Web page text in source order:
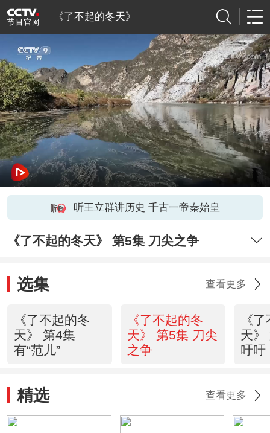
《了不起的冬天》
听王立群讲历史 千古一帝秦始皇
《了不起的冬天》 第5集 刀尖之争
选集 查看更多
《了不起的冬
天》 第4集
有“范儿”
《了不起的冬
天》 第5集 刀尖
之争
《
天》
吁吁
精选 查看更多